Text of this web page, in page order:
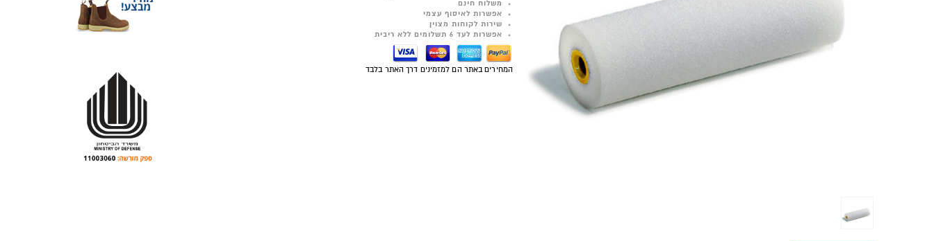
משלוח חינם
אפשרות לאיסוף עצמי
שירות לקוחות מצוין
אפשרות לעד 6 תשלומים ללא ריבית
המחירים באתר הם למזמינים דרך האתר בלבד